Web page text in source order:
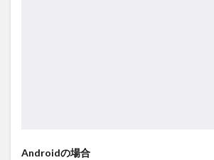
Androidの場合